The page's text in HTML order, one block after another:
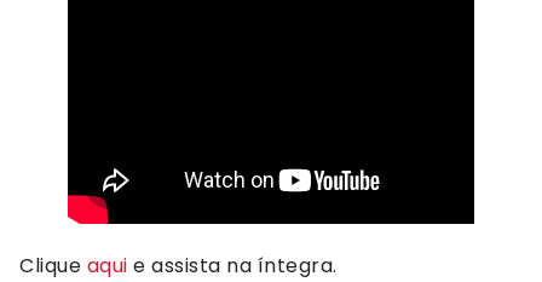
Clique aqui e assista na íntegra.